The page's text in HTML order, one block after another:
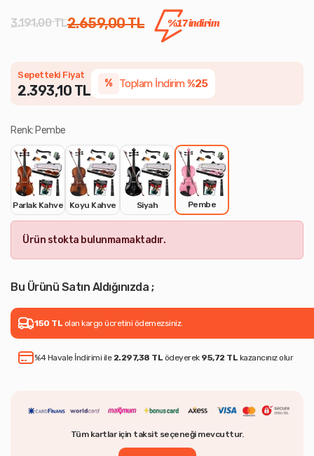
3.191,00 TL2.659,00 TL %17 indirim
Sepetteki Fiyat
2.393,10 TL % Toplam İndirim%25
Renk: Pembe
Parlak Kahve Koyu Kahve Siyah Pembe
Ürün stokta bulunmamaktadır.
Bu Ürünü Satın Aldığınızda ;
150 TL olan kargo ücretini ödemezsiniz.
%4 Havale İndirimi ile 2.297,38 TL ödeyerek 95,72 TL kazancınız olur
Tüm kartlar için taksit seçeneği mevcuttur.